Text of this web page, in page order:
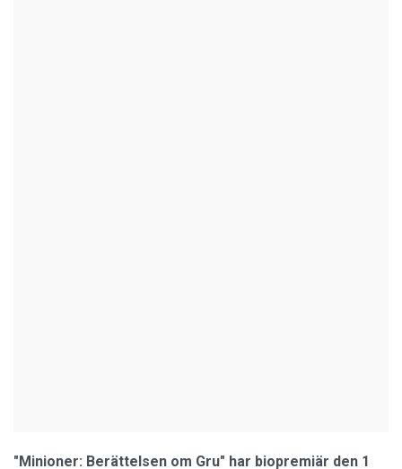
"Minioner: Berättelsen om Gru" har biopremiär den 1